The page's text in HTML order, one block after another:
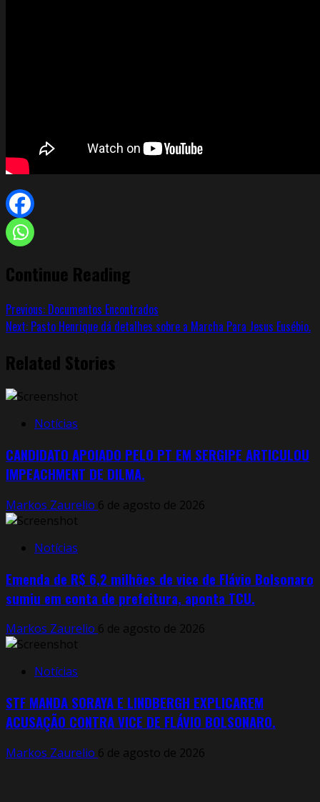
Continue Reading
Previous: Documentos Encontrados
Next: Pasto Henrique dá detalhes sobre a Marcha Para Jesus Eusébio.
Related Stories
Notícias
CANDIDATO APOIADO PELO PT EM SERGIPE ARTICULOU
IMPEACHMENT DE DILMA.
Markos Zaurelio 6 de agosto de 2026
Notícias
Emenda de R$ 6,2 milhões de vice de Flávio Bolsonaro
sumiu em conta de prefeitura, aponta TCU.
Markos Zaurelio 6 de agosto de 2026
Notícias
STF MANDA SORAYA E LINDBERGH EXPLICAREM
ACUSAÇÃO CONTRA VICE DE FLÁVIO BOLSONARO.
Markos Zaurelio 6 de agosto de 2026